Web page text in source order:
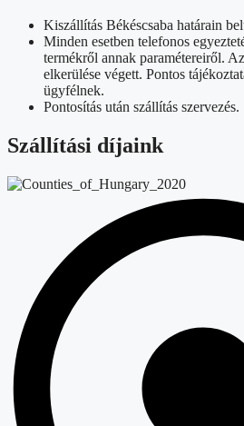
Kiszállítás Békéscsaba határain
Minden esetben telefonos
termékről annak paramétereiről.
elkerülése végett. Pontos
ügyfélnek.
Pontosítás után szállítás szervezés.
Szállítási díjaink